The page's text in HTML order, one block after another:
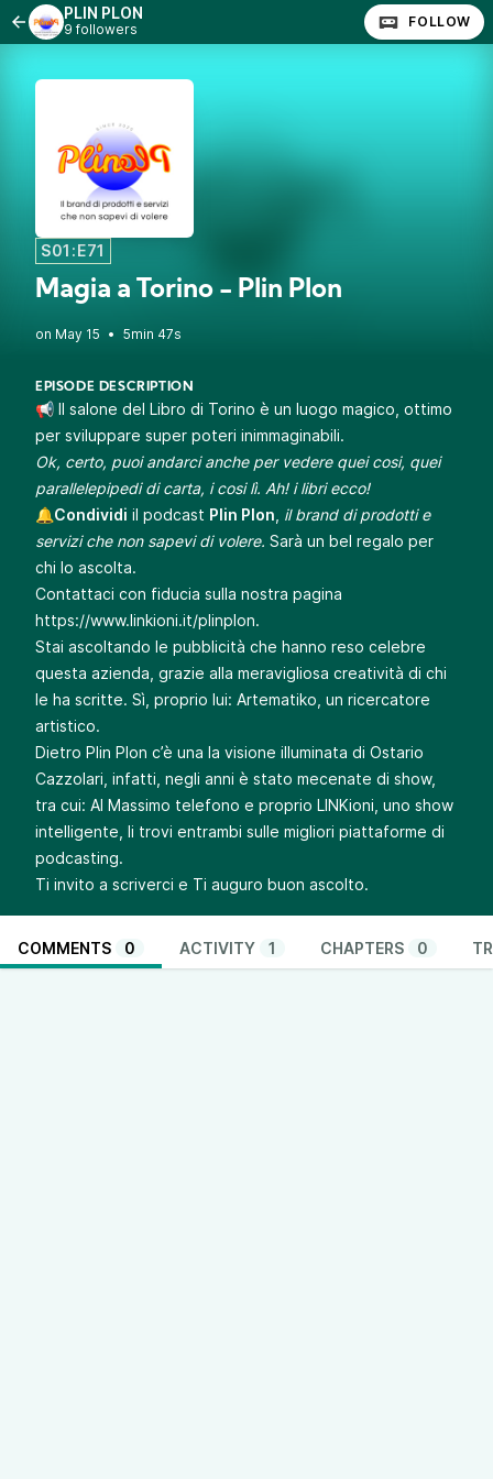
PLIN PLON
9 followers FOLLOW
S01:E71
Magia a Torino - Plin Plon
• 5min 47s
EPISODE DESCRIPTION
📢 Il salone del Libro di Torino è un luogo magico, ottimo
per sviluppare super poteri inimmaginabili.
Ok, certo, puoi andarci anche per vedere quei cosi, quei
parallelepipedi di carta, i cosi lì. Ah! i libri ecco!
🔔Condividi il podcast Plin Plon il brand di prodotti e
servizi che non sapevi di volere. Sarà un bel regalo per
chi lo ascolta.
Contattaci con fiducia sulla nostra pagina
https://www.linkioni.it/plinplon.
Stai ascoltando le pubblicità che hanno reso celebre
questa azienda, grazie alla meravigliosa creatività di chi
le ha scritte. Sì, proprio lui: Artematiko, un ricercatore
artistico.
Dietro Plin Plon c’è una la visione illuminata di Ostario
Cazzolari, infatti, negli anni è stato mecenate di show,
tra cui: Al Massimo telefono e proprio LINKioni, uno show
intelligente, li trovi entrambi sulle migliori piattaforme di
podcasting.
Ti invito a scriverci e Ti auguro buon ascolto.
COMMENTS 0 ACTIVITY 1 CHAPTERS 0